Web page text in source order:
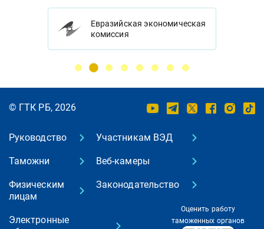
Евразийская экономическая
комиссия
© ГТК РБ, 2026
Руководство
Таможни
Физическим
лицам
Участникам ВЭД
Веб-камеры
Законодательство
Электронные
Оценить работу
таможенных органов